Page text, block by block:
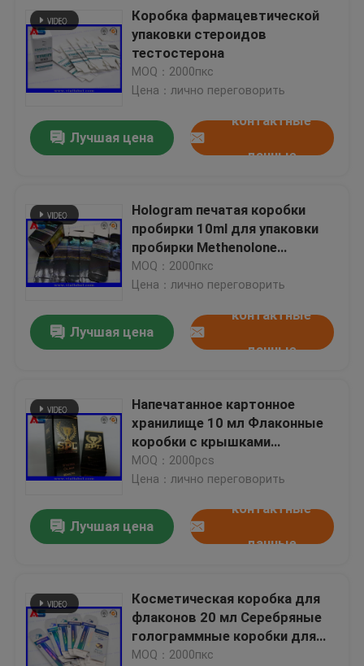
Продукты
О нас
Коробка фармацевтической
упаковки стероидов
тестостерона
MOQ：2000пкс
Цена：лично переговорить
Лучшая цена
контактные
данные
Hologram печатая коробки
пробирки 10ml для упаковки
пробирки Methenolone
Enanthate
MOQ：2000пкс
Цена：лично переговорить
Лучшая цена
контактные
данные
Напечатанное картонное
хранилище 10 мл Флаконные
коробки с крышками
Бодибилдинг гели Золотая
фольга Опаковка Золотая
MOQ：2000pcs
Цена：лично переговорить
Лучшая цена
контактные
данные
Косметическая коробка для
флаконов 20 мл Серебряные
голограммные коробки для
печати флаконов 10 мл
MOQ：2000пкс